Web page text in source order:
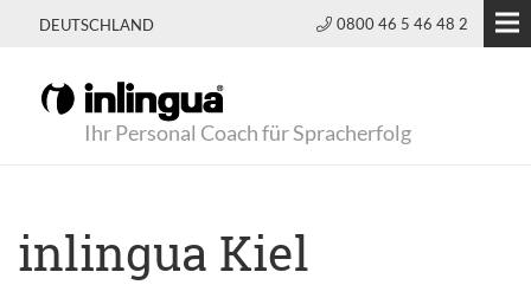
DEUTSCHLAND 0800 46 5 46 48 2
Ihr Personal Coach für Spracherfolg
inlingua Kiel